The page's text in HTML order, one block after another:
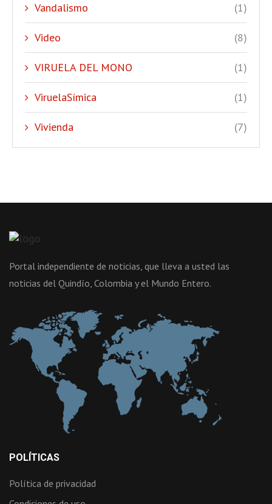
Vandalismo (1)
Video (8)
VIRUELA DEL MONO (1)
ViruelaSímica (1)
Vivienda (7)
Portal independiente de noticias, que lleva a usted las
noticias del Quindío, Colombia y el Mundo Entero.
POLÍTICAS
Política de privacidad